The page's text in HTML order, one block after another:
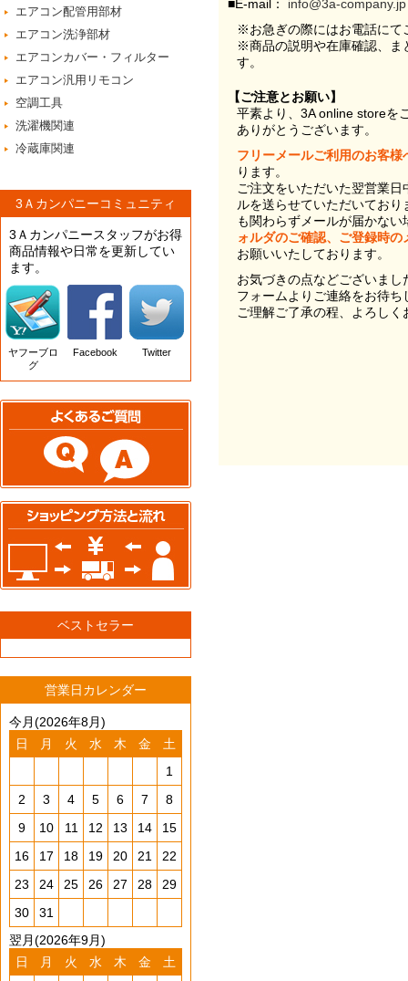
エアコン配管用部材
エアコン洗浄部材
エアコンカバー・フィルター
エアコン汎用リモコン
空調工具
洗濯機関連
冷蔵庫関連
3Ａカンパニーコミュニティ
3Ａカンパニースタッフがお得
商品情報や日常を更新してい
ます。
ヤフーブロ
グ
Facebook Twitter
ベストセラー
営業日カレンダー
今月(2026年8月)
日
月 火 水 木 金
土
1
2
3 4 5 6 7
8
9
10 11 12 13 14
15
16
17 18 19 20 21
22
23
24 25 26 27 28
29
30
31
翌月(2026年9月)
日
月 火 水 木 金
土
■E-mail：
info@3a-company.jp
※お急ぎの際にはお電話にて
※商品の説明や在庫確認、ま
す。
【ご注意とお願い】
平素より、3A online storeを
ありがとうございます。
フリーメールご利用のお客様
ります。
ご注文をいただいた翌営業
ルを送らせていただいてお
も関わらずメールが届かない
ォルダのご確認、ご登録時
お願いいたしております。
お気づきの点などございま
フォームよりご連絡をお待ち
ご理解ご了承の程、よろし